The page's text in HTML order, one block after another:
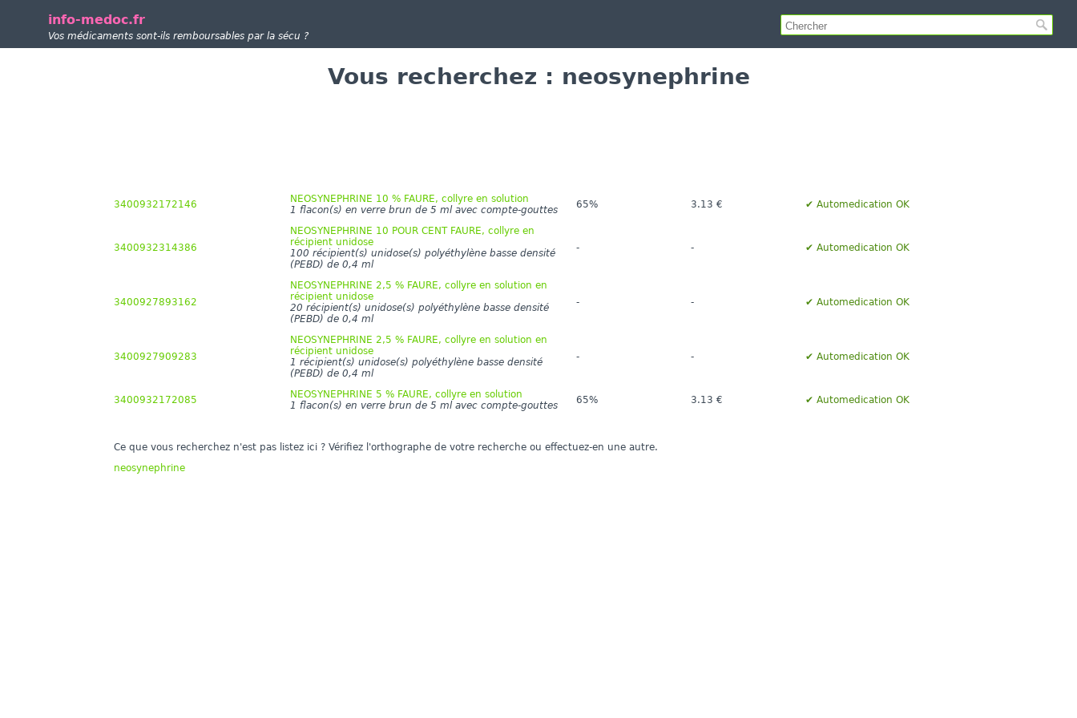
info-medoc.fr
Vos médicaments sont-ils remboursables par la sécu ?
Vous recherchez : neosynephrine
3400932172146
NEOSYNEPHRINE 10 % FAURE, collyre en solution
1 flacon(s) en verre brun de 5 ml avec compte-gouttes
65% 3.13 € ✔ Automedication OK
3400932314386
NEOSYNEPHRINE 10 POUR CENT FAURE, collyre en
récipient unidose
100 récipient(s) unidose(s) polyéthylène basse densité
(PEBD) de 0,4 ml
- - ✔ Automedication OK
3400927893162
NEOSYNEPHRINE 2,5 % FAURE, collyre en solution en
récipient unidose
20 récipient(s) unidose(s) polyéthylène basse densité
(PEBD) de 0,4 ml
- - ✔ Automedication OK
3400927909283
NEOSYNEPHRINE 2,5 % FAURE, collyre en solution en
récipient unidose
1 récipient(s) unidose(s) polyéthylène basse densité
(PEBD) de 0,4 ml
- - ✔ Automedication OK
3400932172085
NEOSYNEPHRINE 5 % FAURE, collyre en solution
1 flacon(s) en verre brun de 5 ml avec compte-gouttes
65% 3.13 € ✔ Automedication OK
Ce que vous recherchez n'est pas listez ici ? Vérifiez l'orthographe de votre recherche ou effectuez-en une autre.
neosynephrine